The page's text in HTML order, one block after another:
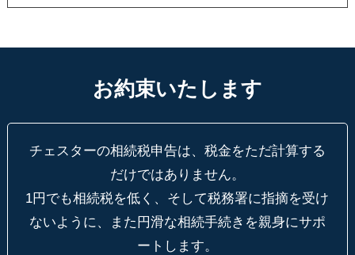
お約束いたします
チェスターの相続税申告は、税金をただ計算する
だけではありません。
1円でも相続税を低く、そして税務署に指摘を受け
ないように、
また円滑な相続手続きを親身にサポ
ートします。